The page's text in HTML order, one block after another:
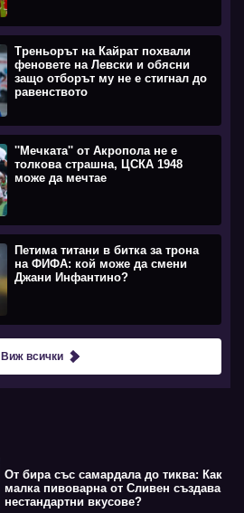
Треньорът на Кайрат похвали
феновете на Левски и обясни
защо отборът му не е стигнал до
равенството
''Мечката'' от Акропола не е
толкова страшна, ЦСКА 1948
може да мечтае
Петима титани в битка за трона
на ФИФА: кой може да смени
Джани Инфантино?
Виж всички
От бира със самардала до тиква: Как
малка пивоварна от Сливен създава
нестандартни вкусове?